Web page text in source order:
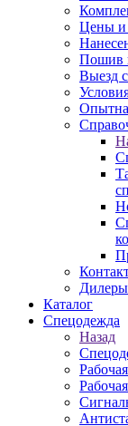
Цены и
Пошив
Выезд
Каталог
Спецодежда
Назад